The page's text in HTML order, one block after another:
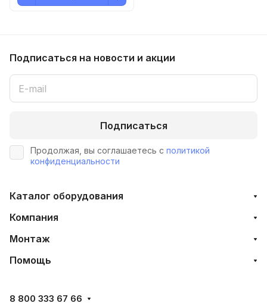
Подписаться на новости и акции
Подписаться
Продолжая, вы соглашаетесь с политикой
конфиденциальности
Каталог оборудования
Компания
Монтаж
Помощь
8 800 333 67 66